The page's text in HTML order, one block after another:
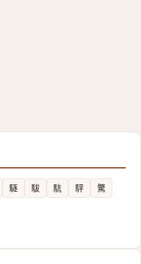
䮱 䮂 䭺 駍
驚